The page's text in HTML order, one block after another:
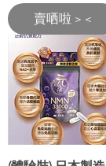
賣哂啦 > <